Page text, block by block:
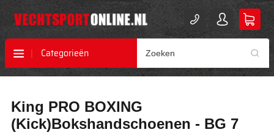
Categorieën
naar
het
einde
naar
het
begin
King PRO BOXING
(Kick)Bokshandschoenen - BG 7